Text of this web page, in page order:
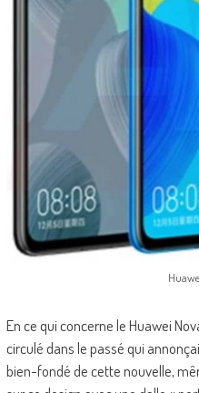
En ce qui concerne le Huawei
circulé dans le passé qui
bien-fondé de cette nouvelle,